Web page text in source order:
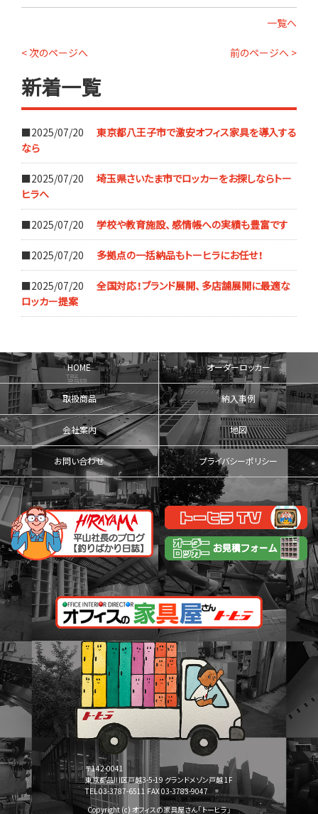
一覧へ
< 次のページへ 前のページへ >
新着一覧
■2025/07/20
東京都八王子市で激安オフィス家具を導入する
なら
■2025/07/20
埼玉県さいたま市でロッカーをお探しならトー
ヒラへ
■2025/07/20 学校や教育施設、感情帳への実績も豊富です
■2025/07/20 多拠点の一括納品もトーヒラにお任せ！
■2025/07/20
全国対応！ブランド展開、多店舗展開に最適な
ロッカー提案
HOME オーダーロッカー
取扱商品 納入事例
会社案内 地図
お問い合わせ プライバシーポリシー
〒142-0041
東京都品川区戸越3-5-19 グランドメゾン戸越 1F
TEL 03-3787-6511 FAX 03-3783-9047
Copyright (c) オフィスの家具屋さん「トーヒラ」